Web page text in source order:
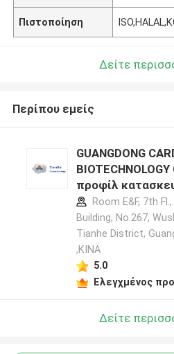
Πιστοποίηση
Δείτε
Περίπου εμείς
GUANGDONG
BIOTECHNOLOGY
προφίλ
Room E&F, 7th
Building, No.267,
Tianhe District,
,ΚΙΝΑ
5.0
Ελεγχμένος
Δείτε